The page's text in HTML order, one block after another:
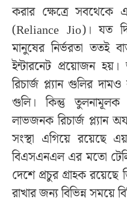
করার ক্ষেত্রে সবথেকে
(Reliance Jio)। যত
মানুষের নির্ভরতা ততই
ইন্টারনেট প্রয়োজন হয়।
রিচার্জ প্ল্যান গুলির দামও
গুলি। কিন্তু তুলনামূলক
লাভজনক রিচার্জ প্ল্যান
সংস্থা এগিয়ে রয়েছে
বিএসএনএল এর মতো
দেশে প্রচুর গ্রাহক
রাখার জন্য বিভিন্ন সময়ে